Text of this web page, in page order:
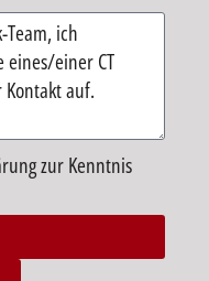
zur Kenntnis